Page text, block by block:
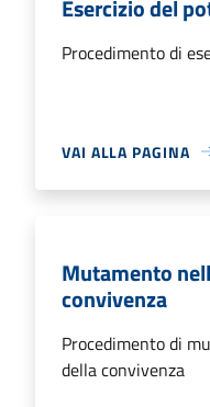
Esercizio del
Procedimento di
VAI ALLA PAGINA
Mutamento
convivenza
Procedimento di
della convivenza